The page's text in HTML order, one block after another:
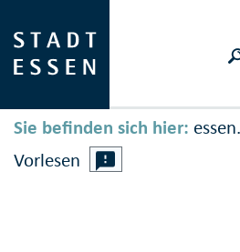
Sie befinden sich hier:
Vorlesen